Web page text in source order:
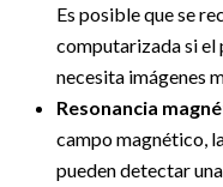
Es posible que se
computarizada si el
necesita imágenes
Resonancia
campo magnético,
pueden detectar